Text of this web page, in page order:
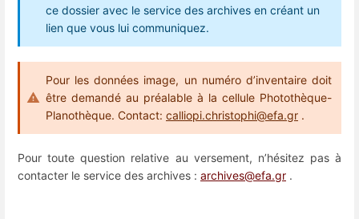
ce dossier avec le service des archives en créant un
lien que vous lui communiquez.
Pour les données image, un numéro d’inventaire doit
être demandé au préalable à la cellule Photothèque-
Planothèque. Contact: calliopi.christophi@efa.gr .
Pour toute question relative au versement, n’hésitez pas à
contacter le service des archives : archives@efa.gr .